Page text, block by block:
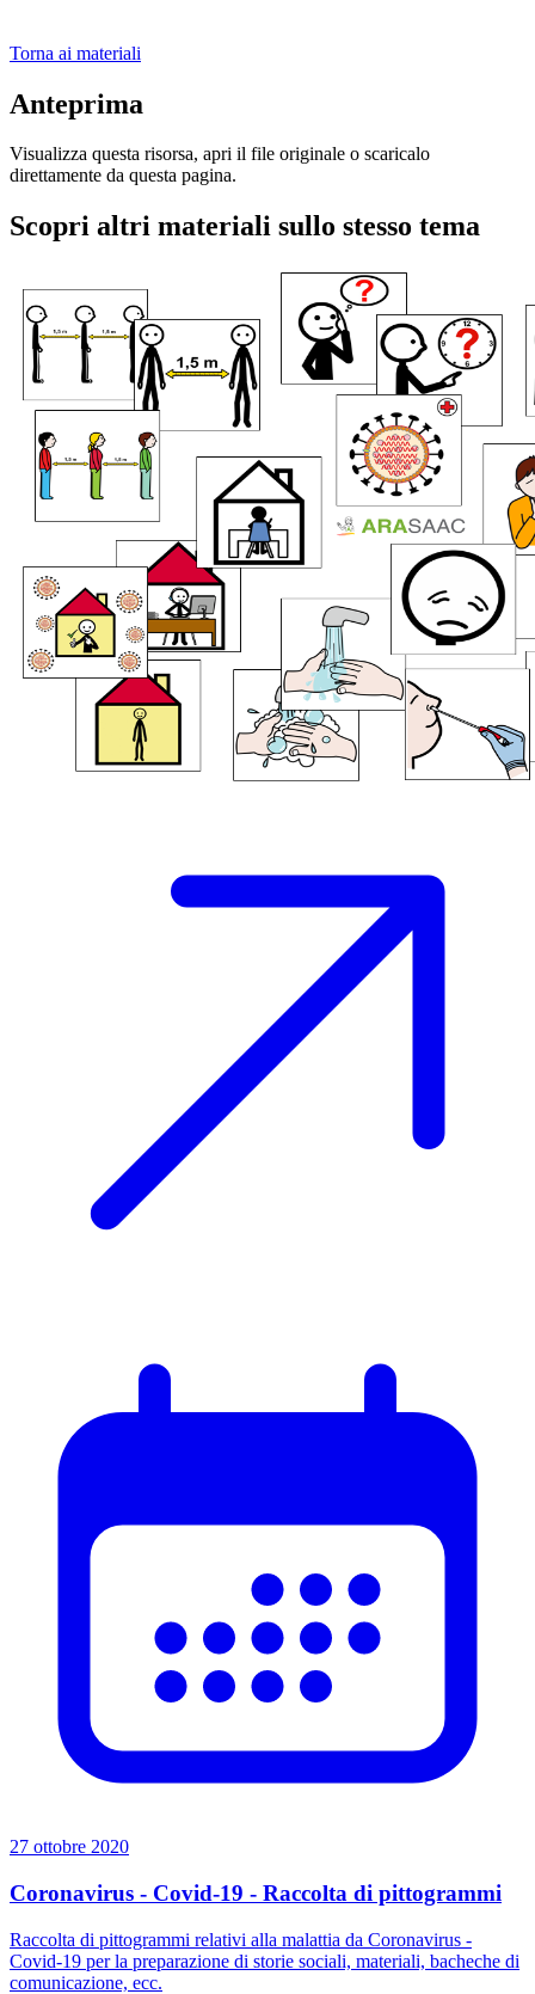
Torna ai materiali
Anteprima
Visualizza questa risorsa, apri il file originale o scaricalo
direttamente da questa pagina.
Scopri altri materiali sullo stesso tema
27 ottobre 2020
Coronavirus - Covid-19 - Raccolta di pittogrammi
Raccolta di pittogrammi relativi alla malattia da Coronavirus -
Covid-19 per la preparazione di storie sociali, materiali, bacheche di
comunicazione, ecc.